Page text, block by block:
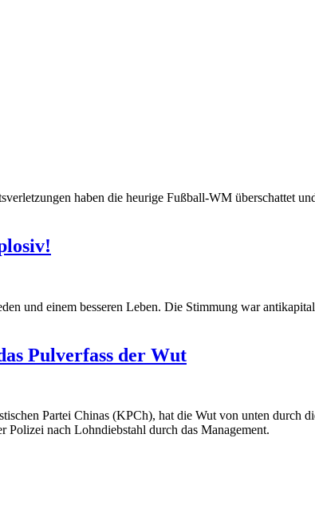
haben die heurige Fußball-WM überschattet
und einem besseren Leben. Die Stimmung war
Pulverfass der Wut
Partei Chinas (KPCh), hat die Wut von unten durch
Polizei nach Lohndiebstahl durch das Management.